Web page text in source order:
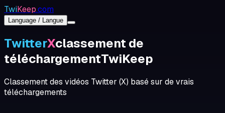
TwiKeep.com
Language / Langue
TwitterXclassement de
téléchargementTwiKeep
Classement des vidéos Twitter (X) basé sur de vrais
téléchargements